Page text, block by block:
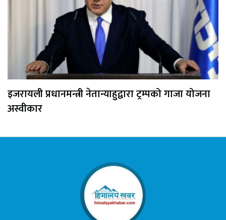
इजरायली प्रधानमन्त्री नेतान्याहुद्वारा ट्रम्पको गाजा योजना
अस्वीकार